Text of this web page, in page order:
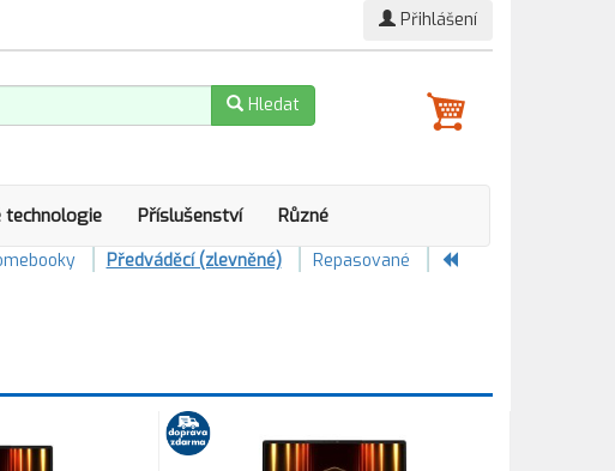
Přihlášení
Hledat
technologie Příslušenství Různé
Předváděcí (zlevněné) Repasované